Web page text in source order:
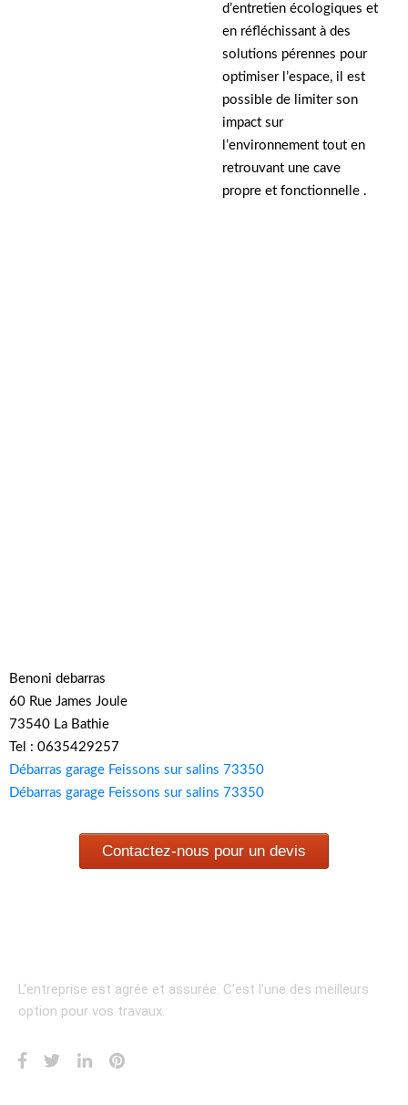
d’entretien écologiques et
en réfléchissant à des
solutions pérennes pour
optimiser l’espace, il est
possible de limiter son
impact sur
l’environnement tout en
retrouvant une cave
propre et fonctionnelle .
Benoni debarras
60 Rue James Joule
73540 La Bathie
Tel : 0635429257
Débarras garage Feissons sur salins 73350
Débarras garage Feissons sur salins 73350
Contactez-nous pour un devis
L’entreprise est agrée et assurée. C’est l’une des meilleurs
option pour vos travaux.